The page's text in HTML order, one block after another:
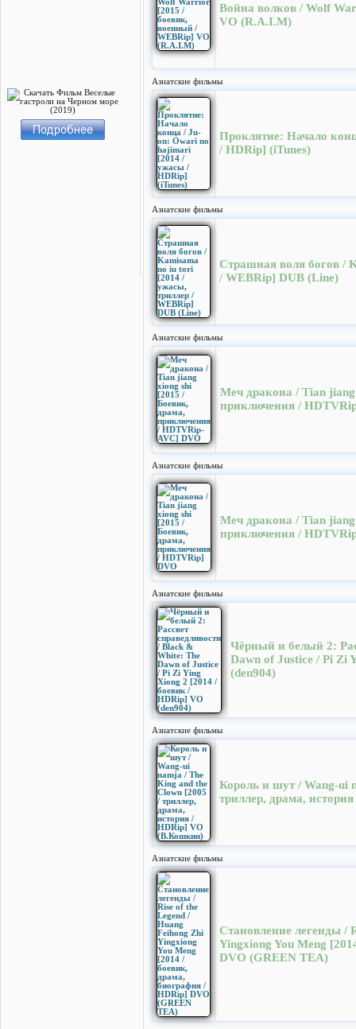
Война волков / Wolf
VO (R.A.I.M)
Азиатские фильмы
Проклятие: Начало
/ HDRip] (iTunes)
Азиатские фильмы
Страшная воля богов /
/ WEBRip] DUB (Line)
Азиатские фильмы
Меч дракона / Tian
приключения /
Азиатские фильмы
Меч дракона / Tian
приключения /
Азиатские фильмы
Чёрный и белый 2:
Dawn of Justice / Pi Zi
(den904)
Азиатские фильмы
Король и шут / Wang-ui
триллер, драма,
Азиатские фильмы
Становление легенды /
Yingxiong You Meng
DVO (GREEN TEA)